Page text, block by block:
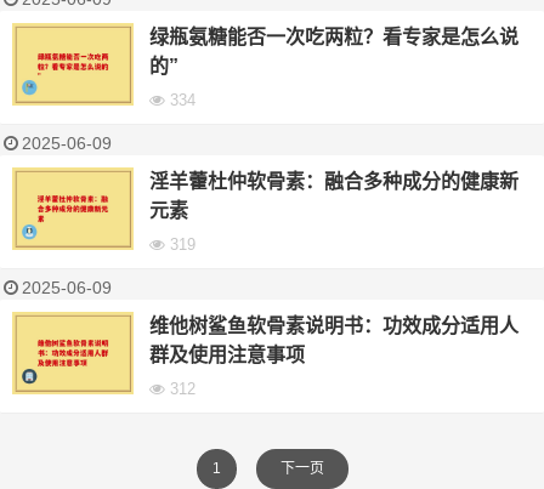
绿瓶氨糖能否一次吃两粒？看专家是怎么说
的”
334
2025-06-09
淫羊藿杜仲软骨素：融合多种成分的健康新
元素
319
2025-06-09
维他树鲨鱼软骨素说明书：功效成分适用人
群及使用注意事项
312
1 下一页